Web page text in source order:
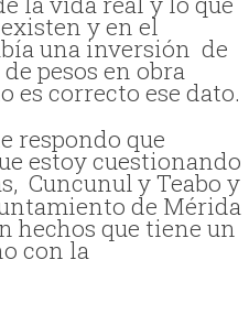
y en el
una inversión de
pesos en obra
es correcto ese dato.
respondo que
estoy cuestionando
Cuncunuly Teabo y
de Mérida
hechos que tiene un
con la